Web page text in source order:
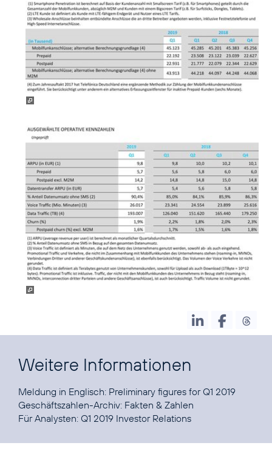
Weitere Informationen
Meldung in Englisch: Preliminary figures for Q1 2019
Geschäftszahlen-Archiv: Fakten & Zahlen
Für Analysten: Q1 2019 Investor Relations